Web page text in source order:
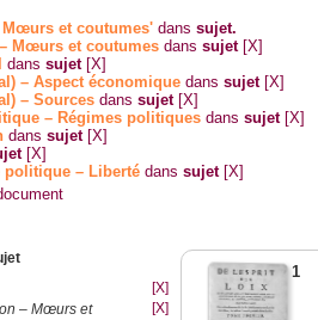
et coutumes' danssujet.
Mœurs et coutumes danssujet [X]
danssujet [X]
– Aspect économique danssujet [X]
– Sources danssujet [X]
– Régimes politiques danssujet [X]
danssujet [X]
[X]
politique – Liberté danssujet [X]
[X]
– Mœurs et
[X]
1